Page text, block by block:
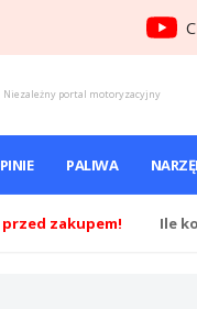
Niezależny portal motoryzacyjny
PALIWA
przed zakupem! Ile